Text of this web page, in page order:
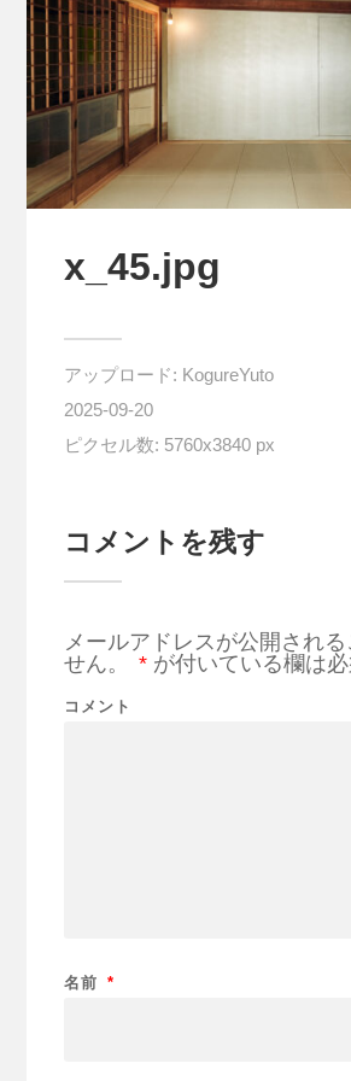
x_45.jpg
アップロード: KogureYuto
2025-09-20
ピクセル数: 5760x3840 px
コメントを残す
メールアドレスが公開される
せん。
*が付いている欄は
コメント
名前 *